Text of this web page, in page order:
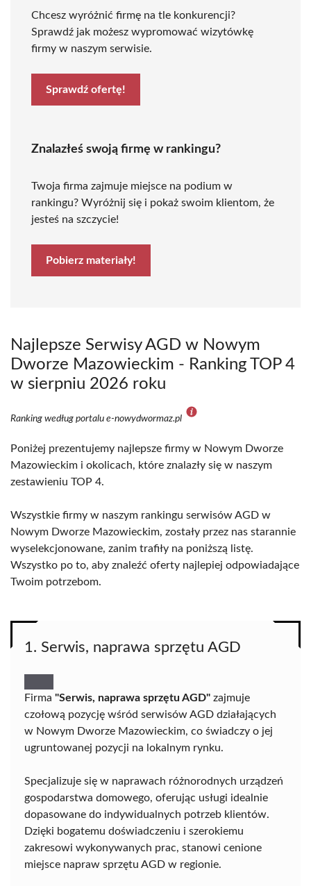
Chcesz wyróżnić firmę na tle konkurencji?
Sprawdź jak możesz wypromować wizytówkę
firmy w naszym serwisie.
Sprawdź ofertę!
Znalazłeś swoją firmę w rankingu?
Twoja firma zajmuje miejsce na podium w
rankingu? Wyróżnij się i pokaż swoim klientom, że
jesteś na szczycie!
Pobierz materiały!
Najlepsze Serwisy AGD w Nowym
Dworze Mazowieckim - Ranking TOP 4
w sierpniu 2026 roku
Ranking według portalu e-nowydwormaz.pl
Poniżej prezentujemy najlepsze firmy w Nowym Dworze
Mazowieckim i okolicach, które znalazły się w naszym
zestawieniu TOP 4.
Wszystkie firmy w naszym rankingu serwisów AGD w
Nowym Dworze Mazowieckim, zostały przez nas starannie
wyselekcjonowane, zanim trafiły na poniższą listę.
Wszystko po to, aby znaleźć oferty najlepiej odpowiadające
Twoim potrzebom.
1. Serwis, naprawa sprzętu AGD
Firma "Serwis, naprawa sprzętu AGD" zajmuje
czołową pozycję wśród serwisów AGD działających
w Nowym Dworze Mazowieckim, co świadczy o jej
ugruntowanej pozycji na lokalnym rynku.
Specjalizuje się w naprawach różnorodnych urządzeń
gospodarstwa domowego, oferując usługi idealnie
dopasowane do indywidualnych potrzeb klientów.
Dzięki bogatemu doświadczeniu i szerokiemu
zakresowi wykonywanych prac, stanowi cenione
miejsce napraw sprzętu AGD w regionie.